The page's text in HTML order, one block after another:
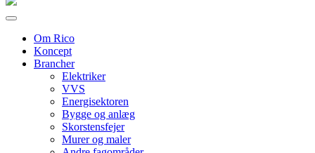
Om Rico
Koncept
Brancher
Elektriker
VVS
Energisektoren
Bygge og anlæg
Skorstensfejer
Murer og maler